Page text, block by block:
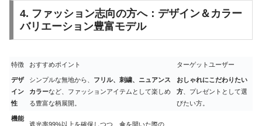
4. ファッション志向の方へ：デザイン＆カラー
バリエーション豊富モデル
特徴 おすすめポイント ターゲットユーザー
デザ
イン
性
シンプルな無地から、 フリル、刺繍、ニュアンス
カラーなど、ファッションアイテムとして楽しめ
る豊富な柄展開。
おしゃれにこだわりたい
方 、プレゼントとして選
びたい方。
機能
遮光率99%以上を確保しつつ、傘を開いた際の